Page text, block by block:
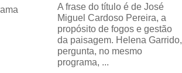
A frase do título é de José
Miguel Cardoso Pereira, a
propósito de fogos e gestão
da paisagem. Helena Garrido,
pergunta, no mesmo
programa, ...